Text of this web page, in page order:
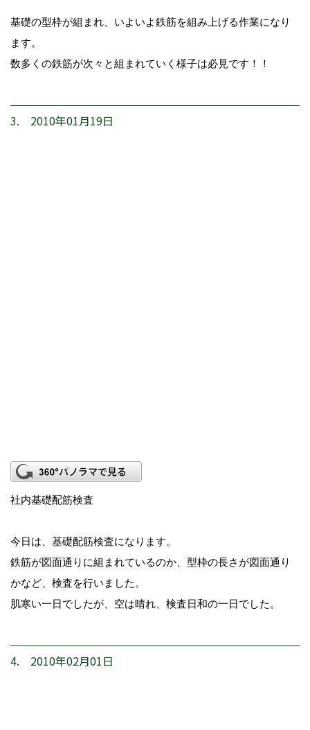
基礎の型枠が組まれ、いよいよ鉄筋を組み上げる作業になり
ます。
数多くの鉄筋が次々と組まれていく様子は必見です！！
3. 2010年01月19日
社内基礎配筋検査
今日は、基礎配筋検査になります。
鉄筋が図面通りに組まれているのか、型枠の長さが図面通り
かなど、検査を行いました。
肌寒い一日でしたが、空は晴れ、検査日和の一日でした。
4. 2010年02月01日